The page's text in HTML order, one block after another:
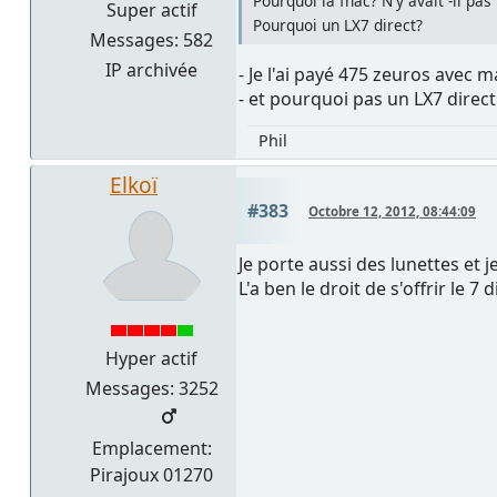
Super actif
Messages: 582
IP archivée
Pourquoi un LX7 direct?
- Je l'ai payé 475 zeuros avec
- et pourquoi pas un LX7
Phil
Elkoï
Hyper actif
Messages: 3252
Emplacement:
Pirajoux 01270
#383 Octobre 12, 2012, 08:44:09
Je porte aussi des lunettes et
L'a ben le droit de s'offrir le 7